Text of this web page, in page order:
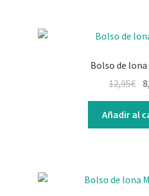
Bolso de
12,95€
Añadir al